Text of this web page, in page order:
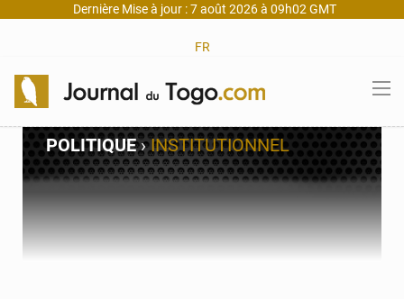
Dernière Mise à jour : 7 août 2026 à 09h02 GMT
FR
POLITIQUE›INSTITUTIONNEL